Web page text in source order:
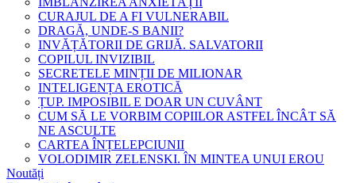
CURAJUL DE A FI VULNERABIL
DRAGĂ, UNDE-S BANII?
INVĂȚĂTORII DE GRIJĂ. SALVATORII
COPILUL INVIZIBIL
SECRETELE MINȚII DE MILIONAR
INTELIGENȚA EROTICĂ
ȚUP. IMPOSIBIL E DOAR UN CUVÂNT
CUM SĂ LE VORBIM COPIILOR ASTFEL ÎNCÂT SĂ
NE ASCULTE
CARTEA ÎNȚELEPCIUNII
VOLODIMIR ZELENSKI. ÎN MINTEA UNUI EROU
Noutăți